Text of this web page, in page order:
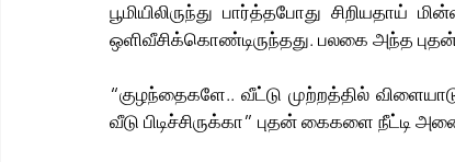
பூமியிலிருந்து பார்த்தபோது சிறியதாய்
ஒளிவீசிக்கொண்டிருந்தது. பலகை அந்த
“குழந்தைகளே.. வீட்டு முற்றத்தில்
வீடு பிடிச்சிருக்கா” புதன் கைகளை நீட்டி